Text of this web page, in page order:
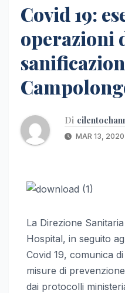
Covid 19:
operazioni
Di
MAR 13, 2020
La Direzione
Hospital, in seguito
Covid 19, comunica
misure di
dai protocolli